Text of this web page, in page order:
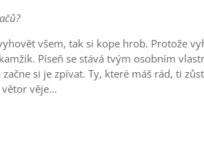
všem, tak si kope hrob. Protože
Píseň se stává tvým osobním
si je zpívat. Ty, které máš rád, ti
větor věje…